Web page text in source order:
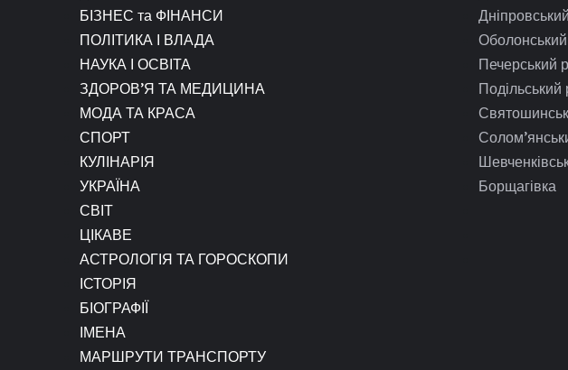
БІЗНЕС та ФІНАНСИ
ПОЛІТИКА І ВЛАДА
НАУКА І ОСВІТА
ЗДОРОВ’Я ТА МЕДИЦИНА
МОДА ТА КРАСА
СПОРТ
КУЛІНАРІЯ
УКРАЇНА
СВІТ
ЦІКАВЕ
АСТРОЛОГІЯ ТА ГОРОСКОПИ
ІСТОРІЯ
БІОГРАФІЇ
ІМЕНА
МАРШРУТИ ТРАНСПОРТУ
Печерський
Подільський
Борщагівка